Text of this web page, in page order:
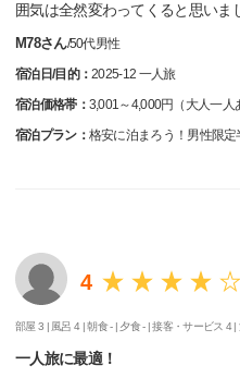
囲気は全然変わってくると思いま
M78さん/50代男性
宿泊日/目的：2025-12 一人旅
宿泊価格帯： 3,001～4,000円（大人一人
宿泊プラン： 格安に泊まろう！男性限定
4
部屋 3 | 風呂 4 |朝食 - | 夕食 - |接客・サービス 4 |
一人旅に最適！